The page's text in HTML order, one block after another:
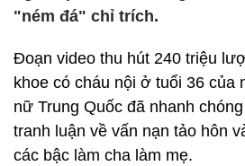
"ném đá" chỉ trích.
Đoạn video thu hút 240 triệu
khoe có cháu nội ở tuổi 36 của
nữ Trung Quốc đã nhanh
tranh luận về vấn nạn tảo hôn
các bậc làm cha làm mẹ.